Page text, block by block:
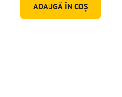
5
ADAUGĂ ÎN COŞ